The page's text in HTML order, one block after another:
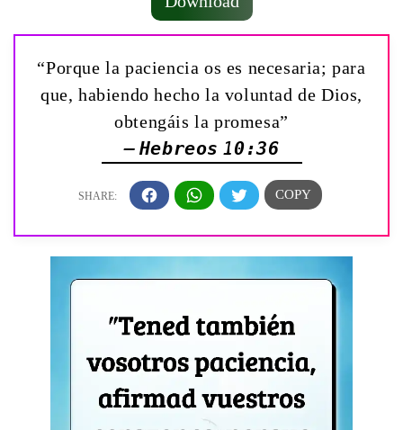
“Porque la paciencia os es necesaria; para
que, habiendo hecho la voluntad de Dios,
obtengáis la promesa”
— Hebreos 10:36